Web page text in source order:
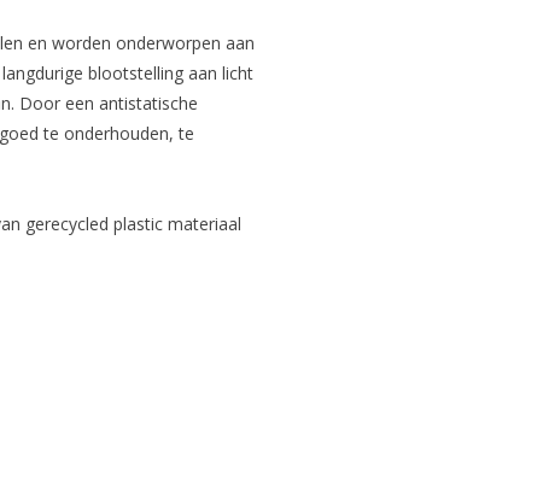
en worden onderworpen aan
blootstelling aan licht
Door een antistatische
te onderhouden, te
gerecycled plastic materiaal